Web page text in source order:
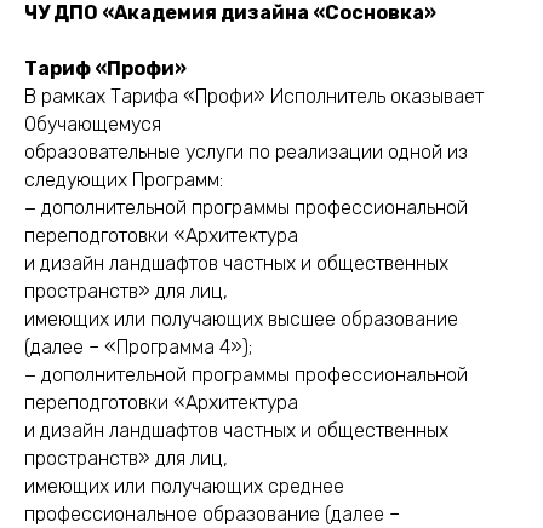
ЧУ ДПО «Академия дизайна «Сосновка»
Тариф «Профи»
В рамках Тарифа «Профи» Исполнитель оказывает
Обучающемуся
образовательные услуги по реализации одной из
следующих Программ:
− дополнительной программы профессиональной
переподготовки «Архитектура
и дизайн ландшафтов частных и общественных
пространств» для лиц,
имеющих или получающих высшее образование
(далее – «Программа 4»);
− дополнительной программы профессиональной
переподготовки «Архитектура
и дизайн ландшафтов частных и общественных
пространств» для лиц,
имеющих или получающих среднее
профессиональное образование (далее –